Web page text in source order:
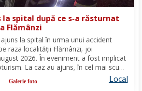
la spital după ce s-a răsturnat
Flămânzi
la spital în urma unui accident
raza localității Flămânzi, joi
2026. În eveniment a fost implicat
La caz au ajuns, în cel mai scurt
din cadrul Punctului de Lucru Flămânzi,
de stingere și...
Galerie foto Local